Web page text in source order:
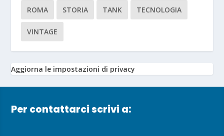
ROMA STORIA TANK TECNOLOGIA
VINTAGE
Aggiorna le impostazioni di privacy
Per contattarci scrivi a: